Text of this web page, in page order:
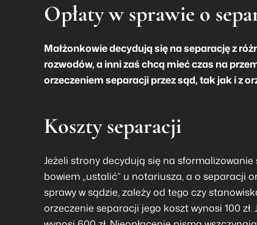
Opłaty w sprawie o
Małżonkowie decydują się na separację z
rozwodów, a inni zaś chcą mieć czas na
orzeczeniem separacji przez sąd, tak jak i z
Koszty separacji
Jeżeli strony decydują się na
bowiem „ustalić” u notariusza, a o separacji
sprawy w sądzie, zależy od tego czy
orzeczenie separacji jego koszt wynosi 100